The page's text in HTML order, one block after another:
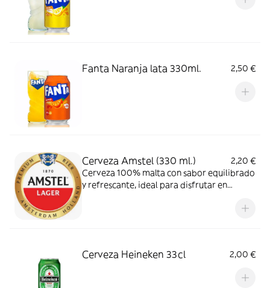
Fanta Naranja lata 330ml. 2,50 €
Cerveza Amstel (330 ml.)
2,20 €
Cerveza 100% malta con sabor equilibrado
y refrescante, ideal para disfrutar en
Cerveza Heineken 33cl 2,00 €